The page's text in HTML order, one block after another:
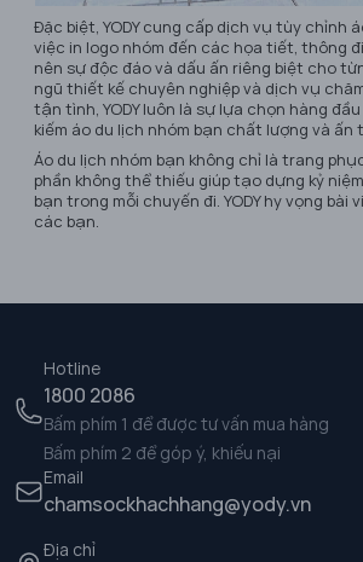
Đặc biệt, YODY cung cấp dịch vụ tùy chỉnh
việc in logo nhóm đến các họa tiết, thông
nên sự độc đáo và dấu ấn riêng biệt cho
ngũ thiết kế chuyên nghiệp và dịch vụ
tận tình, YODY luôn là sự lựa chọn hàng
kiếm áo du lịch nhóm bạn chất lượng và ấn
Áo du lịch nhóm bạn không chỉ là trang
phần không thể thiếu giúp tạo dựng kỷ
bạn trong mỗi chuyến đi. YODY hy vọng bài
các bạn.
Hotline
1800 2086
Bấm phím 1 để được tư vấn mua hàng
Bấm phím 2 để góp ý, khiếu nại
Email
chamsockhachhang@yody.vn
Địa chỉ